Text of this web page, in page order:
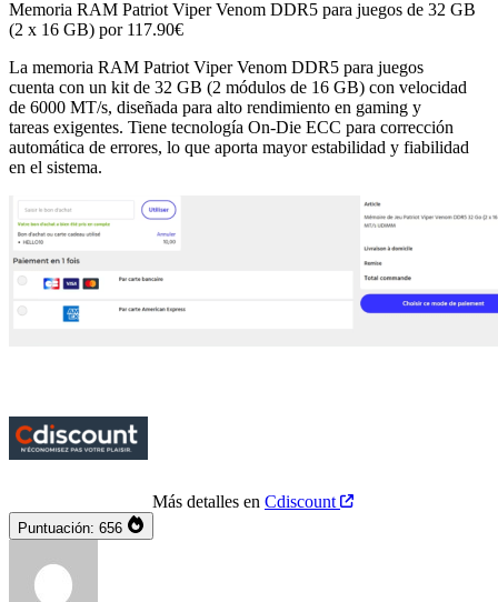
Memoria RAM Patriot Viper Venom DDR5 para juegos de 32 GB
(2 x 16 GB) por 117.90€
La memoria RAM Patriot Viper Venom DDR5 para juegos
cuenta con un kit de 32 GB (2 módulos de 16 GB) con velocidad
de 6000 MT/s, diseñada para alto rendimiento en gaming y
tareas exigentes. Tiene tecnología On-Die ECC para corrección
automática de errores, lo que aporta mayor estabilidad y fiabilidad
en el sistema.
Más detalles en Cdiscount
Puntuación: 656